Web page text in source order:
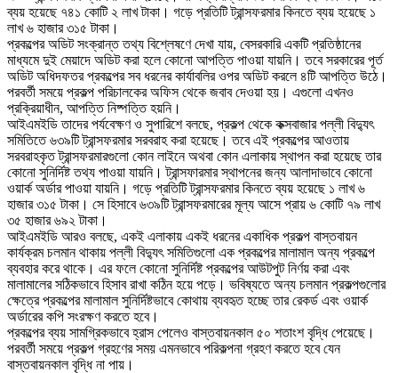
ব্যয় হয়েছে ৭৪১ কোটি ২ লাখ টাকা। গড়ে প্রতিটি ট্রান্সফরমার কিনতে ব্যয় হয়েছে ১
লাখ ৬ হাজার ৩১৫ টাকা।
প্রকল্পের অডিট সংক্রান্ত তথ্য বিশ্লেষণে দেখা যায়, বেসরকারি একটি প্রতিষ্ঠানের
মাধ্যমে দুই মেয়াদে অডিট করা হলে কোনো আপত্তি পাওয়া যায়নি। তবে সরকারের পূর্ত
অডিট অধিদফতর প্রকল্পের সব ধরনের কার্যাবলির ওপর অডিট করলে ৪টি আপত্তি উঠে।
পরবর্তী সময়ে প্রকল্প পরিচালকের অফিস থেকে জবাব দেওয়া হয়। এগুলো এখনও
প্রক্রিয়াধীন, আপত্তি নিষ্পত্তি হয়নি।
আইএমইডি তাদের পর্যবেক্ষণ ও সুপারিশে বলছে, প্রকল্প থেকে কক্সবাজার পল্লী বিদ্যুৎ
সমিতিতে ৬৩৯টি ট্রান্সফরমার সরবরাহ করা হয়েছে। তবে এই প্রকল্পের আওতায়
সরবরাহকৃত ট্রান্সফরমারগুলো কোন লাইনে অথবা কোন এলাকায় স্থাপন করা হয়েছে তার
কোনো সুনির্দিষ্ট তথ্য পাওয়া যায়নি। ট্রান্সফারমার স্থাপনের জন্য আলাদাভাবে কোনো
ওয়ার্ক অর্ডার পাওয়া যায়নি। গড়ে প্রতিটি ট্রান্সফরমার কিনতে ব্যয় হয়েছে ১ লাখ ৬
হাজার ৩১৫ টাকা। সে হিসাবে ৬৩৯টি ট্রান্সফরমারের মূল্য আসে প্রায় ৬ কোটি ৭৯ লাখ
৩৫ হাজার ৬৯২ টাকা।
আইএমইডি আরও বলছে, একই এলাকায় একই ধরনের একাধিক প্রকল্প বাস্তবায়ন
কার্যক্রম চলমান থাকায় পল্লী বিদ্যুৎ সমিতিগুলো এক প্রকল্পের মালামাল অন্য প্রকল্পে
ব্যবহার করে থাকে। এর ফলে কোনো সুনির্দিষ্ট প্রকল্পের আউটপুট নির্ণয় করা এবং
মালামালের সঠিকভাবে হিসাব রাখা কঠিন হয়ে পড়ে। ভবিষ্যতে অন্য চলমান প্রকল্পগুলোর
ক্ষেত্রে প্রকল্পের মালামাল সুনির্দিষ্টভাবে কোথায় ব্যবহৃত হচ্ছে তার রেকর্ড এবং ওয়ার্ক
অর্ডারের কপি সংরক্ষণ করতে হবে।
প্রকল্পের ব্যয় সামগ্রিকভাবে হ্রাস পেলেও বাস্তবায়নকাল ৫০ শতাংশ বৃদ্ধি পেয়েছে।
পরবর্তী সময়ে প্রকল্প গ্রহণের সময় এমনভাবে পরিকল্পনা গ্রহণ করতে হবে যেন
বাস্তবায়নকাল বৃদ্ধি না পায়।